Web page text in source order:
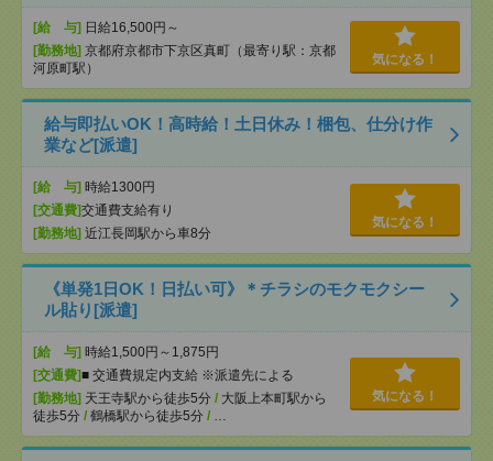
[給 与] 日給16,500円～
[勤務地] 京都府京都市下京区真町（最寄り駅：京都
河原町駅）
気になる！
給与即払いOK！高時給！土日休み！梱包、仕分け作
業など[派遣]
[給 与] 時給1300円
[交通費]交通費支給有り
[勤務地] 近江長岡駅から車8分
気になる！
《単発1日OK！日払い可》＊チラシのモクモクシー
ル貼り[派遣]
[給 与] 時給1,500円～1,875円
[交通費]■ 交通費規定内支給 ※派遣先による
[勤務地] 天王寺駅から徒歩5分 / 大阪上本町駅から
徒歩5分 / 鶴橋駅から徒歩5分 / …
気になる！